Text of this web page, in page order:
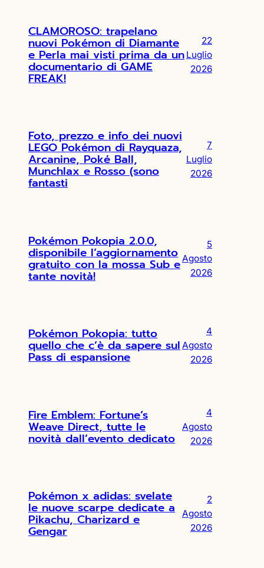
CLAMOROSO: trapelano
nuovi Pokémon di Diamante
e Perla mai visti prima da un
documentario di GAME
FREAK!
22
Luglio
2026
Foto, prezzo e info dei nuovi
LEGO Pokémon di Rayquaza,
Arcanine, Poké Ball,
Munchlax e Rosso (sono
fantasti
7
Luglio
2026
Pokémon Pokopia 2.0.0,
disponibile l’aggiornamento
gratuito con la mossa Sub e
tante novità!
5
Agosto
2026
Pokémon Pokopia: tutto
quello che c’è da sapere sul
Pass di espansione
4
Agosto
2026
Fire Emblem: Fortune’s
Weave Direct, tutte le
novità dall’evento dedicato
4
Agosto
2026
Pokémon x adidas: svelate
le nuove scarpe dedicate a
Pikachu, Charizard e
Gengar
2
Agosto
2026